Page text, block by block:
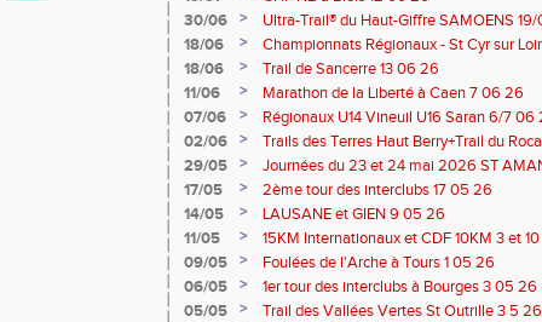
30/06
>
Ultra-Trail® du Haut-Giffre SAMOENS
18/06
>
Championnats Régionaux - St Cyr sur
Saran 13/14 06 26
18/06 >
Trail de Sancerre 13 06 26
11/06
>
Marathon de la Liberté à Caen 7 06 26
07/06
>
Régionaux U14 Vineuil U16 Saran 6/7 06
02/06
>
Trails des Terres Haut Berry+Trail du
du Berry 30/31 05 2026
29/05 >
Journées du 23 et 24 mai 2026 ST
17/05
>
2ème tour des interclubs 17 05 26
14/05
>
LAUSANE et GIEN 9 05 26
11/05
>
15KM Internationaux et CDF 10KM 3 et
09/05
>
Foulées de l'Arche à Tours 1 05 26
06/05
>
1er tour des interclubs à Bourges 3 05 26
05/05
>
Trail des Vallées Vertes St Outrille 3 5 26